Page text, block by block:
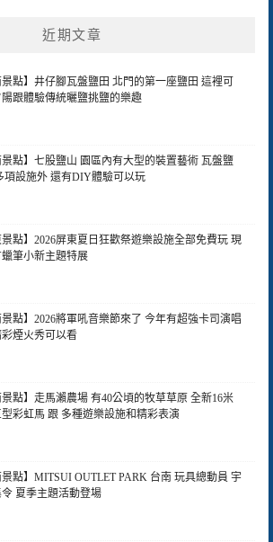
近期文章
景點】井仔腳瓦盤鹽田 北門的第一座鹽田 這裡可
跟體驗傳統曬鹽挑鹽的樂趣
景點】七股鹽山 園區內有大型的裝置藝術 瓦盤鹽
項設施外 還有DIY體驗可以玩
景點】2026屏東夏日狂歡祭遊樂設施全部免費玩 現
筆小新主題特展
景點】2026將軍吼音樂節來了 今年有超強卡司演唱
煙火秀可以看
景點】走馬瀨農場 有40公頃的牧草草原 全新16米
型彩虹馬 跟 多種遊樂設施和精彩表演
景點】MITSUI OUTLET PARK 台南 玩具總動員 宇
夏季主題活動登場